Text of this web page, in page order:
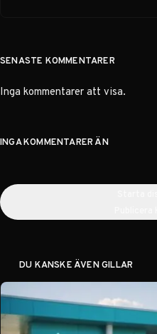
SENASTE KOMMENTARER
Inga kommentarer att visa.
INGA KOMMENTARER ÄN
DU KANSKE ÄVEN GILLAR